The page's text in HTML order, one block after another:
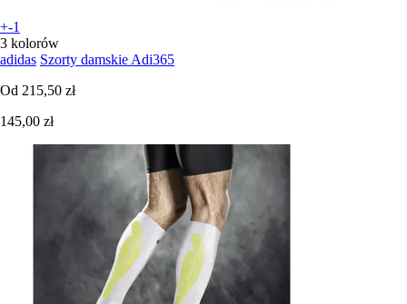
+-1
3 kolorów
adidas Szorty damskie Adi365
Od 215,50 zł
145,00 zł